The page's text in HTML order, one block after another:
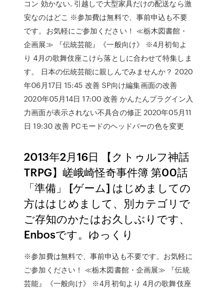
コン 効かない. 引越しで大型家具だけの配送なら激
安なのはどこ ※参加費は無料で、事前申込も不要
です。お気軽にご参加ください！ ≪栃木図書館・
企画展≫ 『伝統芸能』《一般向け》 ※4月初旬よ
り 4月の歌舞伎座こけら落としに合わせて特集しま
す。 日本の伝統芸能に親しんでみませんか？ 2020
年06月17日 15:45 改善 SP向け編集画面の改善
2020年05月14日 17:00 改善 かんたんプラグイン入
力画面が表示されない不具合の修正 2020年05月11
日 19:30 改善 PCモードのヘッドバーの色を変更
2013年2月16日 【クトゥルフ神話
TRPG】嵯峨崎怪奇事件簿 第00話
「準備」 [ゲーム] はじめましての
方ははじめまして、別カテゴリで
ご存知のかたはお久しぶりです、
Enbosです。ゆっくり
※参加費は無料で、事前申込も不要です。お気軽に
ご参加ください！ ≪栃木図書館・企画展≫ 『伝統
芸能』《一般向け》 ※4月初旬より 4月の歌舞伎座